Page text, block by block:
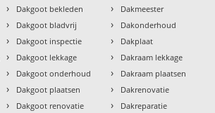
› Dakgoot bekleden
› Dakgoot bladvrij
› Dakgoot inspectie
› Dakgoot lekkage
› Dakgoot onderhoud
› Dakgoot plaatsen
› Dakgoot renovatie
› Dakmeester
› Dakonderhoud
› Dakplaat
› Dakraam lekkage
› Dakraam plaatsen
› Dakrenovatie
› Dakreparatie